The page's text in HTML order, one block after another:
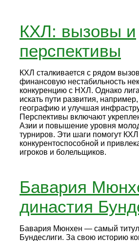
КХЛ: вызовы и
перспективы
КХЛ сталкивается с рядом
финансовую нестабильность
конкуренцию с НХЛ. Однако
искать пути развития,
географию и улучшая
Перспективы включают
Азии и повышение уровня
турниров. Эти шаги помогут КХЛ
конкурентоспособной и
игроков и болельщиков.
Бавария
династия
Бавария Мюнхен — самый
Бундеслиги. За свою историю